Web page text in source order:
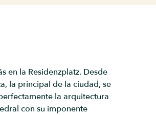
en la Residenzplatz. Desde
la principal de la ciudad, se
la arquitectura
con su imponente